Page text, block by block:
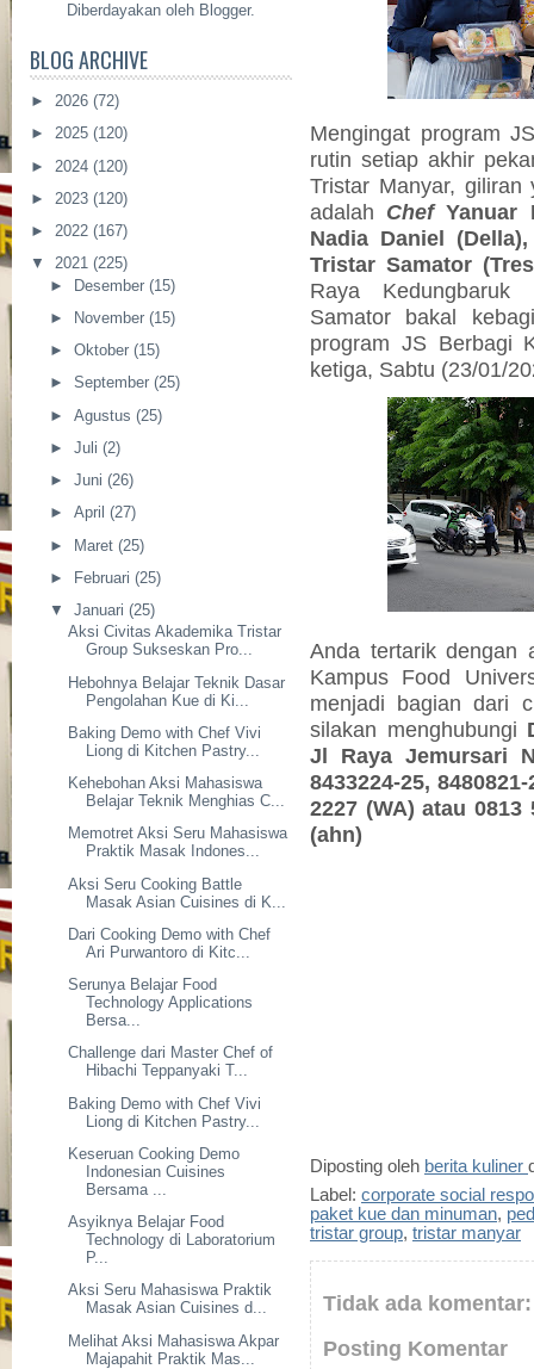
Diberdayakan oleh Blogger.
BLOG ARCHIVE
► 2026 (72)
► 2025 (120)
► 2024 (120)
► 2023 (120)
► 2022 (167)
▼ 2021 (225)
► Desember (15)
►
November (15)
► Oktober (15)
► September (25)
► Agustus (25)
► Juli (2)
► Juni (26)
► April (27)
► Maret (25)
►
Februari (25)
▼ Januari (25)
Aksi Civitas Akademika Tristar
Group Sukseskan Pro...
Hebohnya Belajar Teknik Dasar
Pengolahan Kue di Ki...
Baking Demo with Chef Vivi
Liong di Kitchen Pastry...
Kehebohan Aksi Mahasiswa
Belajar Teknik Menghias C...
Memotret Aksi Seru Mahasiswa
Praktik Masak Indones...
Aksi Seru Cooking Battle
Masak Asian Cuisines di K...
Dari Cooking Demo with Chef
Ari Purwantoro di Kitc...
Serunya Belajar Food
Technology Applications
Bersa...
Challenge dari Master Chef of
Hibachi Teppanyaki T...
Baking Demo with Chef Vivi
Liong di Kitchen Pastry...
Keseruan Cooking Demo
Indonesian Cuisines
Bersama ...
Asyiknya Belajar Food
Technology di Laboratorium
P...
Aksi Seru Mahasiswa Praktik
Masak Asian Cuisines d...
Melihat Aksi Mahasiswa Akpar
Majapahit Praktik Mas...
Mengingat program
rutin setiap akhir
Tristar Manyar,
adalah ChefYanuar
Nadia Daniel
Tristar Samator
Raya
Samator bakal
program JS Berbagi
ketiga, Sabtu (23/01/
Anda tertarik dengan
Kampus Food
menjadi bagian dari
silakan menghubungi
Jl Raya Jemursari
8433224-25,
2227 (WA) atau
(ahn)
Diposting oleh berita kuliner
Label: corporate social
paket kue dan minuman,
tristar group, tristar manyar
Tidak ada komentar:
Posting Komentar